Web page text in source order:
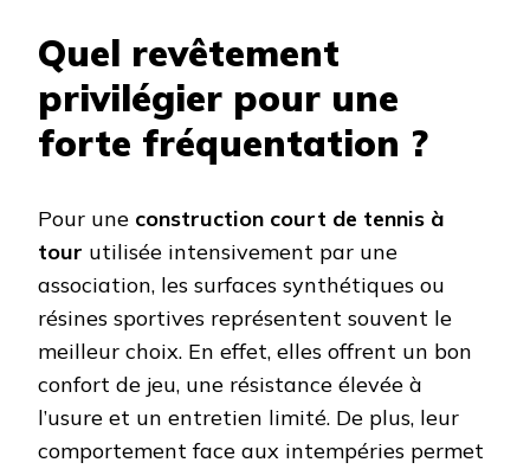
Quel revêtement
privilégier pour une
forte fréquentation ?
Pour une construction court de tennis à
tour utilisée intensivement par une
association, les surfaces synthétiques ou
résines sportives représentent souvent le
meilleur choix. En effet, elles offrent un bon
confort de jeu, une résistance élevée à
l’usure et un entretien limité. De plus, leur
comportement face aux intempéries permet